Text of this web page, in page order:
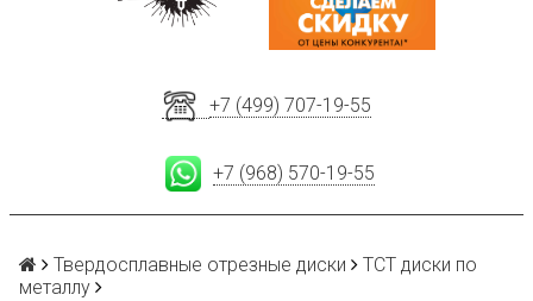
+7 (499) 707-19-55
+7 (968) 570-19-55
Твердосплавные отрезные диски
ТСТ диски по
металлу